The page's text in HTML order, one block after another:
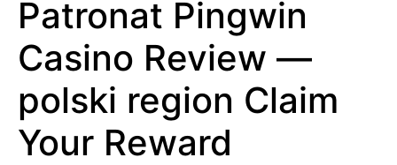
Patronat Pingwin
Casino Review —
polski region Claim
Your Reward